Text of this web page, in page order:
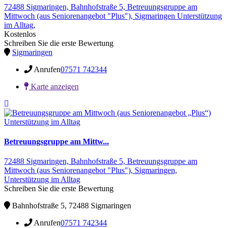
72488 Sigmaringen, Bahnhofstraße 5, Betreuungsgruppe am
Mittwoch (aus Seniorenangebot "Plus"), Sigmaringen Unterstützung
im Alltag,
Kostenlos
Schreiben Sie die erste Bewertung
Sigmaringen
Anrufen07571 742344
Karte anzeigen
Unterstützung im Alltag
Betreuungsgruppe am Mittw...
72488 Sigmaringen, Bahnhofstraße 5, Betreuungsgruppe am
Mittwoch (aus Seniorenangebot "Plus"), Sigmaringen,
Unterstützung im Alltag
Schreiben Sie die erste Bewertung
Bahnhofstraße 5, 72488 Sigmaringen
Anrufen07571 742344